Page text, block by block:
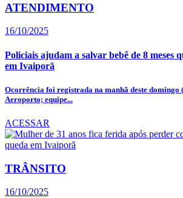
ATENDIMENTO
16/10/2025
Policiais ajudam a salvar bebê de 8 meses
em Ivaiporã
Ocorrência foi registrada na manhã deste domingo
Aeroporto; equipe...
ACESSAR
TRÂNSITO
16/10/2025